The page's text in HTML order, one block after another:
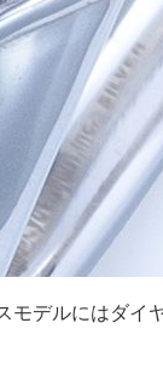
モデルにはダイ